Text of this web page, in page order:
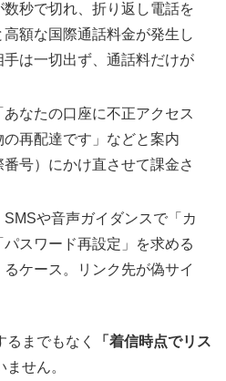
数秒で切れ、折り返し電話を
額な国際通話料金が発生し
手は一切出ず、通話料だけが
あなたの口座に不正アクセス
再配達です」などと案内
号）にかけ直させて課金さ
SMSや音声ガイダンスで「カ
スワード再設定」を求める
ケース。リンク先が偽サイ
までもなく
「着信時点でリス
せん。